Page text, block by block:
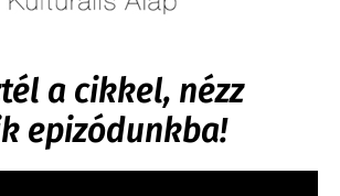
a cikkel, nézz
epizódunkba!